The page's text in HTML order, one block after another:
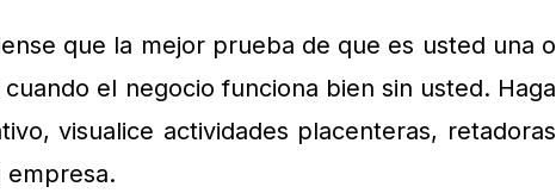
que la mejor prueba de que es usted una o
el negocio funciona bien sin usted. Haga
visualice actividades placenteras, retadoras
empresa.